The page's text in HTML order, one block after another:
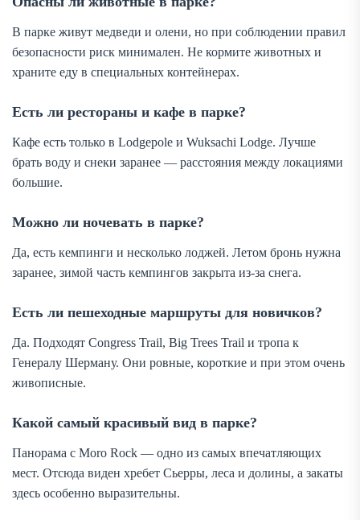
В парке живут медведи и олени, но при соблюдении правил
безопасности риск минимален. Не кормите животных и
храните еду в специальных контейнерах.
Есть ли рестораны и кафе в парке?
Кафе есть только в Lodgepole и Wuksachi Lodge. Лучше
брать воду и снеки заранее — расстояния между локациями
большие.
Можно ли ночевать в парке?
Да, есть кемпинги и несколько лоджей. Летом бронь нужна
заранее, зимой часть кемпингов закрыта из-за снега.
Есть ли пешеходные маршруты для новичков?
Да. Подходят Congress Trail, Big Trees Trail и тропа к
Генералу Шерману. Они ровные, короткие и при этом очень
живописные.
Какой самый красивый вид в парке?
Панорама с Moro Rock — одно из самых впечатляющих
мест. Отсюда виден хребет Сьерры, леса и долины, а закаты
здесь особенно выразительны.